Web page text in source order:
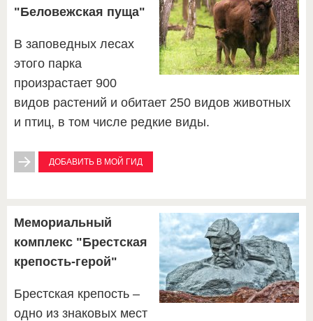
"Беловежская пуща"
В заповедных лесах
этого парка
произрастает 900
видов растений и обитает 250 видов животных
и птиц, в том числе редкие виды.
ДОБАВИТЬ В МОЙ ГИД
Мемориальный
комплекс "Брестская
крепость-герой"
Брестская крепость –
одно из знаковых мест